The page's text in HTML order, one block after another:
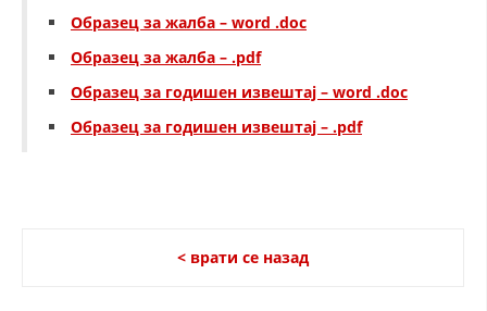
СОБРАНИЕ
Образец за жалба – word .doc
Образец за жалба – .pdf
Образец за годишен извештај – word .doc
Образец за годишен извештај – .pdf
< врати се назад